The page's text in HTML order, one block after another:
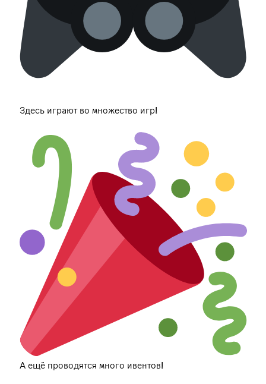
Здесь играют во множество игр!
А ещё проводятся много ивентов!